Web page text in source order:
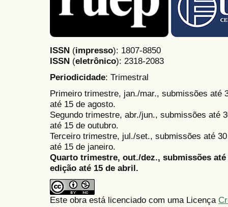
ISSN (impresso): 1807-8850
ISSN (eletrônico): 2318-2083
Periodicidade: Trimestral
Primeiro trimestre, jan./mar., submissões até
até 15 de agosto.
Segundo trimestre, abr./jun., submissões até
até 15 de outubro.
Terceiro trimestre, jul./set., submissões até
até 15 de janeiro.
Quarto trimestre, out./dez., submissões
edição até 15 de abril.
Este obra está licenciado com uma Licença